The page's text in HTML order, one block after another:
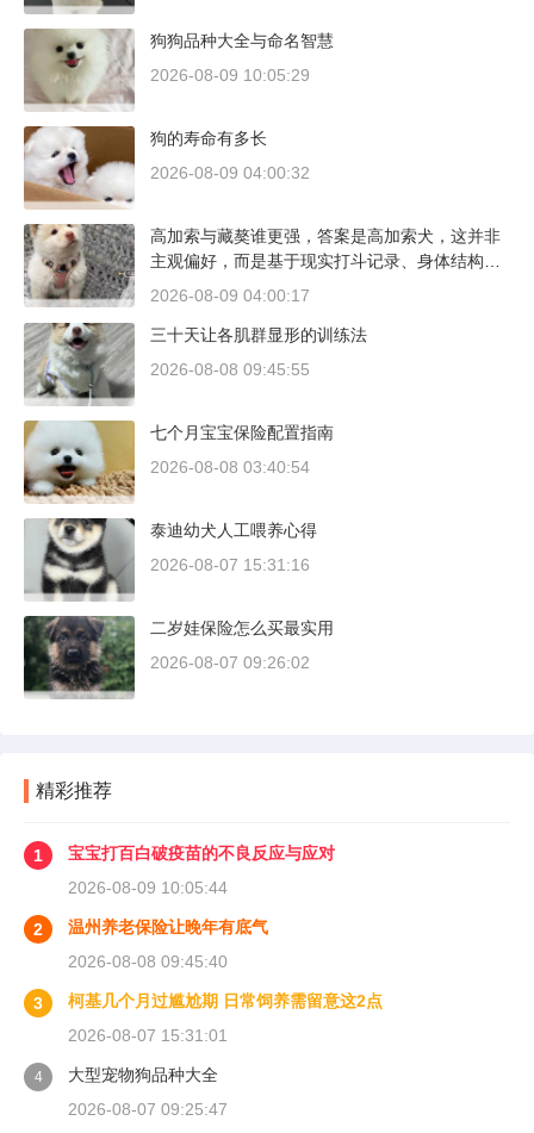
狗狗品种大全与命名智慧
2026-08-09 10:05:29
狗的寿命有多长
2026-08-09 04:00:32
高加索与藏獒谁更强，答案是高加索犬，这并非
主观偏好，而是基于现实打斗记录、身体结构与
工作性能得出的结论。若将两者置于同等体重级
犬拥有压倒性的胜率。
2026-08-09 04:00:17
三十天让各肌群显形的训练法
2026-08-08 09:45:55
七个月宝宝保险配置指南
2026-08-08 03:40:54
泰迪幼犬人工喂养心得
2026-08-07 15:31:16
二岁娃保险怎么买最实用
2026-08-07 09:26:02
精彩推荐
1
宝宝打百白破疫苗的不良反应与应对
2026-08-09 10:05:44
2
温州养老保险让晚年有底气
2026-08-08 09:45:40
3
柯基几个月过尴尬期 日常饲养需留意这2点
2026-08-07 15:31:01
4
大型宠物狗品种大全
2026-08-07 09:25:47